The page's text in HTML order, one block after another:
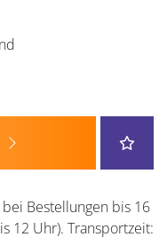
Bestellungen bis 16
12 Uhr). Transportzeit: